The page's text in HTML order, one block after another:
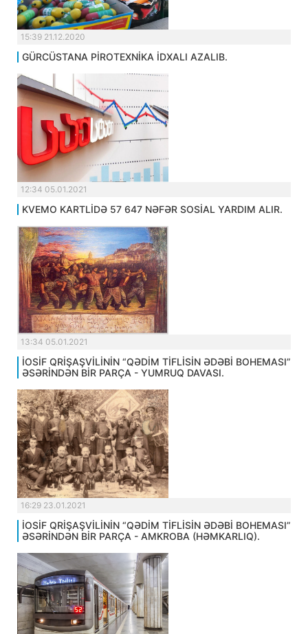
15:39 21.12.2020
GÜRCÜSTANA PİROTEXNİKA İDXALI AZALIB.
12:34 05.01.2021
KVEMO KARTLİDƏ 57 647 NƏFƏR SOSİAL YARDIM ALIR.
13:34 05.01.2021
İOSİF QRİŞAŞVİLİNİN “QƏDİM TİFLİSİN ƏDƏBİ BOHEMASI”
ƏSƏRİNDƏN BİR PARÇA - YUMRUQ DAVASI.
16:29 23.01.2021
İOSİF QRİŞAŞVİLİNİN “QƏDİM TİFLİSİN ƏDƏBİ BOHEMASI”
ƏSƏRİNDƏN BİR PARÇA - AMKROBA (HƏMKARLIQ).